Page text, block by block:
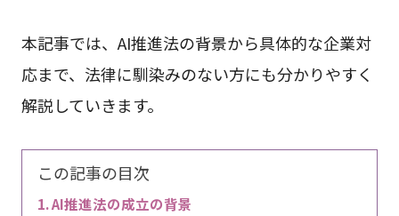
本記事では、AI推進法の背景から具体的な企業対
応まで、法律に馴染みのない方にも分かりやすく
解説していきます。
この記事の目次
AI推進法の成立の背景